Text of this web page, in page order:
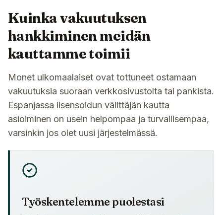
Kuinka vakuutuksen
hankkiminen meidän
kauttamme toimii
Monet ulkomaalaiset ovat tottuneet ostamaan
vakuutuksia suoraan verkkosivustolta tai pankista.
Espanjassa lisensoidun välittäjän kautta
asioiminen on usein helpompaa ja turvallisempaa,
varsinkin jos olet uusi järjestelmässä.
Työskentelemme puolestasi